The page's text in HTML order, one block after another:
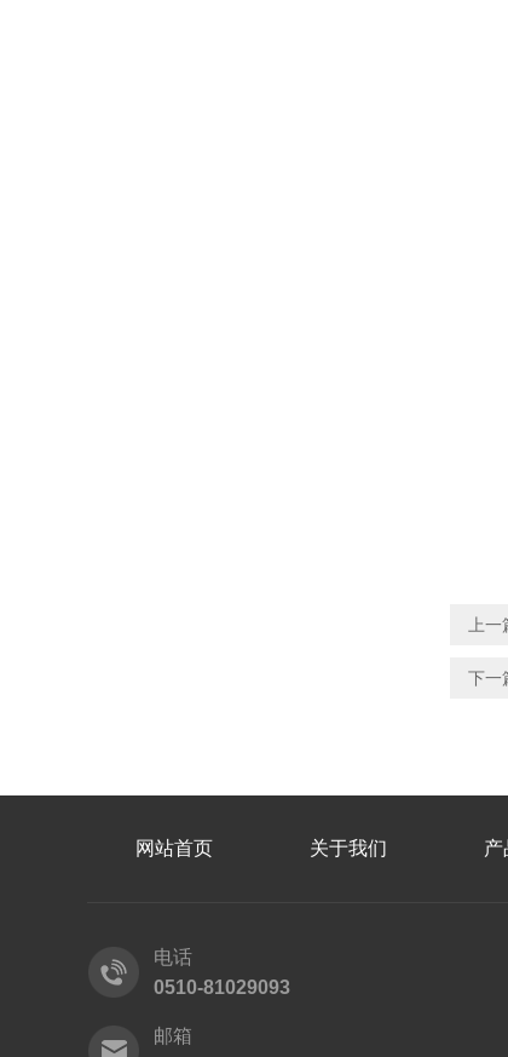
上一
下一
网站首页 关于我们 产
电话
0510-81029093
邮箱